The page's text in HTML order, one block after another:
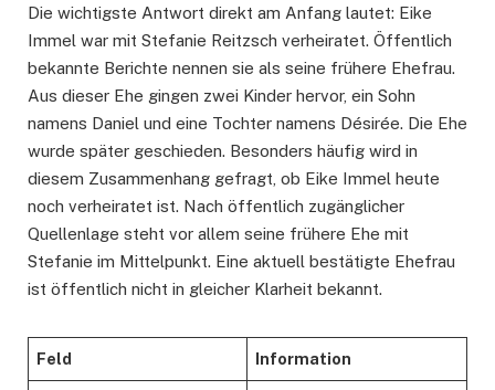
Die wichtigste Antwort direkt am Anfang lautet: Eike
Immel war mit Stefanie Reitzsch verheiratet. Öffentlich
bekannte Berichte nennen sie als seine frühere Ehefrau.
Aus dieser Ehe gingen zwei Kinder hervor, ein Sohn
namens Daniel und eine Tochter namens Désirée. Die Ehe
wurde später geschieden. Besonders häufig wird in
diesem Zusammenhang gefragt, ob Eike Immel heute
noch verheiratet ist. Nach öffentlich zugänglicher
Quellenlage steht vor allem seine frühere Ehe mit
Stefanie im Mittelpunkt. Eine aktuell bestätigte Ehefrau
ist öffentlich nicht in gleicher Klarheit bekannt.
Feld Information